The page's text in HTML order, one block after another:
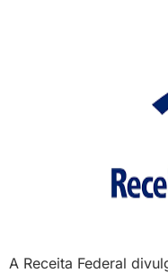
A Receita Federal